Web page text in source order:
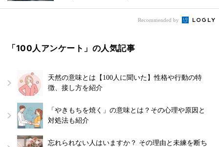
Recommended by
「100人アンケート」の人気記事
天然の意味とは【100人に聞いた】性格や行動の特
徴、接し方を紹介
「やきもちを焼く」の意味とは？その心理や原因と
対処法も紹介
忘れられない人はいますか？ その理由と未練を断ち